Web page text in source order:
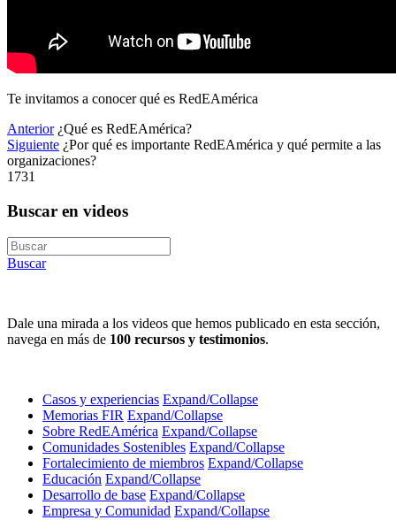
Te invitamos a conocer qué es RedEAmérica
Anterior ¿Qué es RedEAmérica?
Siguiente ¿Por qué es importante RedEAmérica y qué permite a las
organizaciones?
1731
Buscar en videos
Buscar
Dale una mirada a los videos que hemos publicado en esta sección,
navega en más de 100 recursos y testimonios.
Casos y experiencias Expand/Collapse
Memorias FIR Expand/Collapse
Sobre RedEAmérica Expand/Collapse
Comunidades Sostenibles Expand/Collapse
Fortalecimiento de miembros Expand/Collapse
Educación Expand/Collapse
Desarrollo de base Expand/Collapse
Empresa y Comunidad Expand/Collapse